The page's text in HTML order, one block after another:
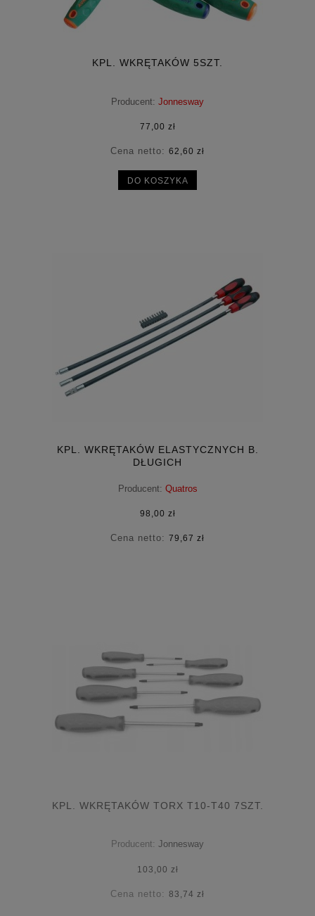
KPL. WKRĘTAKÓW 5SZT.
Producent: Jonnesway
77,00 zł
Cena netto: 62,60 zł
DO KOSZYKA
KPL. WKRĘTAKÓW ELASTYCZNYCH B.
DŁUGICH
Producent: Quatros
98,00 zł
Cena netto: 79,67 zł
KPL. WKRĘTAKÓW TORX T10-T40 7SZT.
Producent: Jonnesway
103,00 zł
Cena netto: 83,74 zł